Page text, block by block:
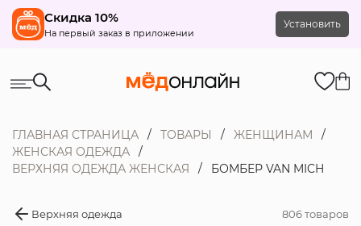
Скидка 10%
На первый заказ в приложении
Установить
ГЛАВНАЯ СТРАНИЦА ТОВАРЫ
ЖЕНЩИНАМ
ЖЕНСКАЯ ОДЕЖДА
ВЕРХНЯЯ ОДЕЖДА ЖЕНСКАЯ
БОМБЕР VAN MICH
Верхняя одежда 806 товаров